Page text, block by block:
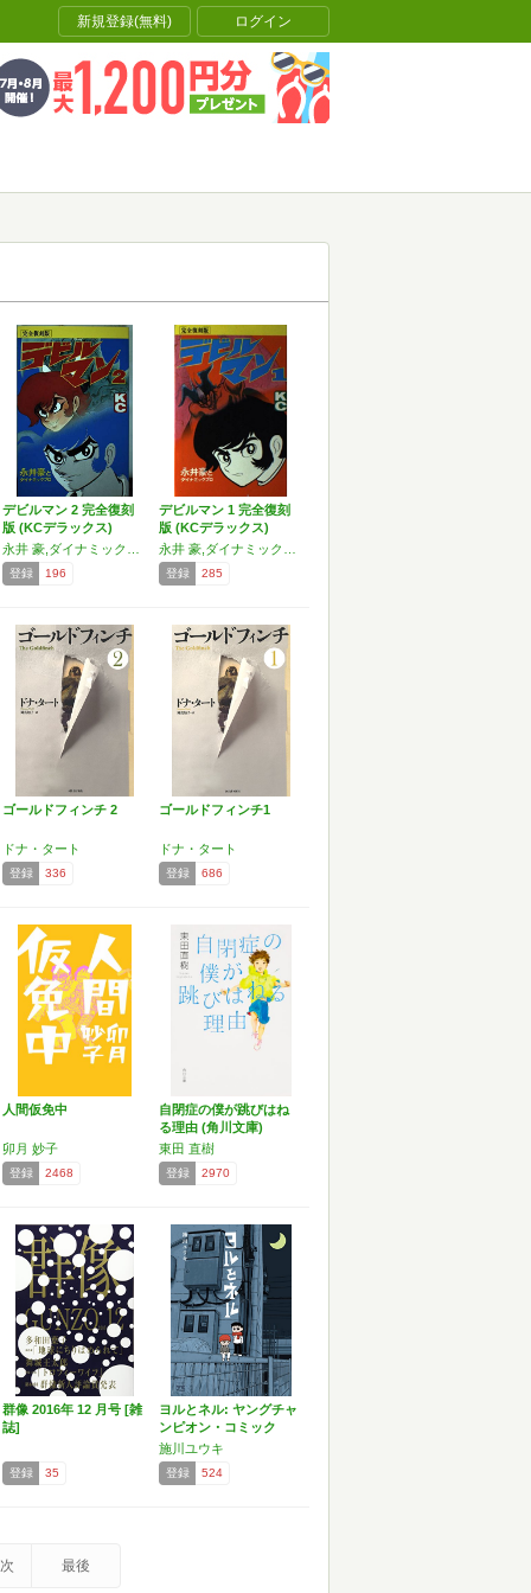
新規登録(無料) ログイン
デビルマン 2 完全復刻
版 (KCデラックス)
登録 196
デビルマン 1 完全復刻
版 (KCデラックス)
登録 285
ゴールドフィンチ 2
ドナ・タート
登録 336
ゴールドフィンチ1
ドナ・タート
登録 686
人間仮免中
卯月 妙子
登録 2468
自閉症の僕が跳びはね
る理由 (角川文庫)
東田 直樹
登録 2970
群像 2016年 12 月号 [雑
誌]
登録 35
ヨルとネル: ヤングチャ
ンピオン・コミック
ス…
施川ユウキ
登録 524
次 最後